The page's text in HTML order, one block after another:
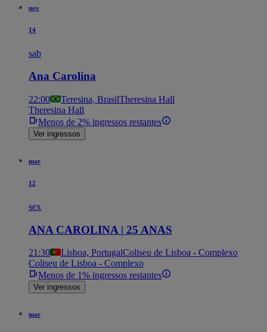
nov
14
sab
Ana Carolina
22:00 Teresina, BrasilTheresina Hall
Theresina Hall
Menos de 2% ingressos restantes
Ver ingressos
mar
12
sex
ANA CAROLINA | 25 ANAS
21:30 Lisboa, PortugalColiseu de Lisboa - Complexo
Coliseu de Lisboa - Complexo
Menos de 1% ingressos restantes
Ver ingressos
mar